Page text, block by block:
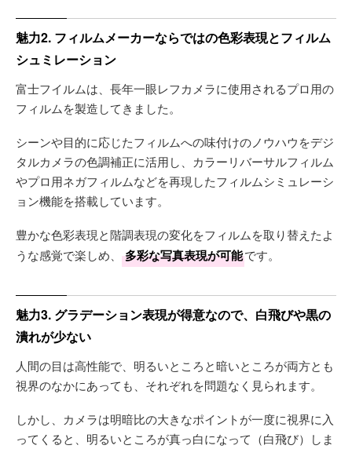
魅力2. フィルムメーカーならではの色彩表現とフィルム
シュミレーション
富士フイルムは、長年一眼レフカメラに使用されるプロ用の
フィルムを製造してきました。
シーンや目的に応じたフィルムへの味付けのノウハウをデジ
タルカメラの色調補正に活用し、カラーリバーサルフィルム
やプロ用ネガフィルムなどを再現したフィルムシミュレーシ
ョン機能を搭載しています。
豊かな色彩表現と階調表現の変化をフィルムを取り替えたよ
うな感覚で楽しめ、
多彩な写真表現が可能です。
魅力3. グラデーション表現が得意なので、白飛びや黒の
潰れが少ない
人間の目は高性能で、明るいところと暗いところが両方とも
視界のなかにあっても、それぞれを問題なく見られます。
しかし、カメラは明暗比の大きなポイントが一度に視界に入
ってくると、明るいところが真っ白になって（白飛び）しま